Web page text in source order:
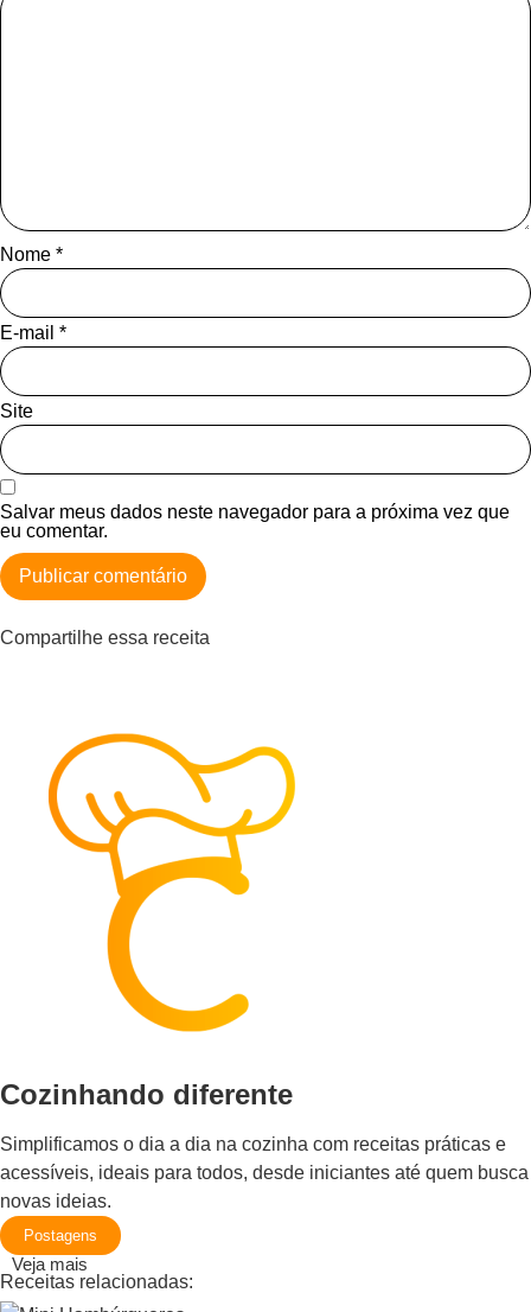
Nome *
E-mail *
Site
Salvar meus dados neste navegador para a próxima vez que
eu comentar.
Compartilhe essa receita
Cozinhando diferente
Simplificamos o dia a dia na cozinha com receitas práticas e
acessíveis, ideais para todos, desde iniciantes até quem busca
novas ideias.
Postagens
Veja mais
Receitas relacionadas: